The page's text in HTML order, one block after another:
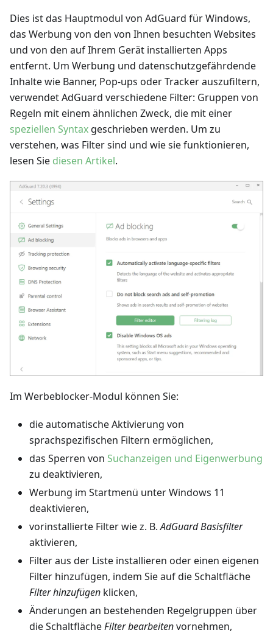
Dies ist das Hauptmodul von AdGuard für Windows,
das Werbung von den von Ihnen besuchten Websites
und von den auf Ihrem Gerät installierten Apps
entfernt. Um Werbung und datenschutzgefährdende
Inhalte wie Banner, Pop-ups oder Tracker auszufiltern,
verwendet AdGuard verschiedene Filter: Gruppen von
Regeln mit einem ähnlichen Zweck, die mit einer
speziellen Syntax geschrieben werden. Um zu
verstehen, was Filter sind und wie sie funktionieren,
lesen Sie diesen Artikel.
Im Werbeblocker-Modul können Sie:
die automatische Aktivierung von
sprachspezifischen Filtern ermöglichen,
das Sperren von Suchanzeigen und Eigenwerbung
zu deaktivieren,
Werbung im Startmenü unter Windows 11
deaktivieren,
vorinstallierte Filter wie z. B.AdGuard Basisfilter
aktivieren,
Filter aus der Liste installieren oder einen eigenen
Filter hinzufügen, indem Sie auf die Schaltfläche
Filter hinzufügen klicken,
Änderungen an bestehenden Regelgruppen über
die SchaltflächeFilter bearbeitenvornehmen,